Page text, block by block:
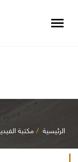
الرئيسية مكتبة الفيديو